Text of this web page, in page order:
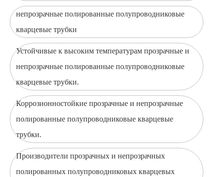
непрозрачные полированные полупроводниковые
кварцевые трубки
Устойчивые к высоким температурам прозрачные и
непрозрачные полированные полупроводниковые
кварцевые трубки.
Коррозионностойкие прозрачные и непрозрачные
полированные полупроводниковые кварцевые
трубки.
Производители прозрачных и непрозрачных
полированных полупроводниковых кварцевых